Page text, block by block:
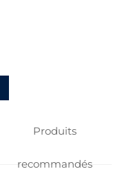
Produits
recommandés